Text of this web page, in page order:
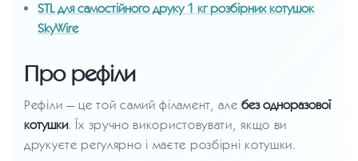
STL для самостійного друку 1 кг розбірних котушок
SkyWire
Про рефіли
Рефіли — це той самий філамент, алебез одноразової
котушки. Їх зручно використовувати, якщо ви
друкуєте регулярно і маєте розбірні котушки.